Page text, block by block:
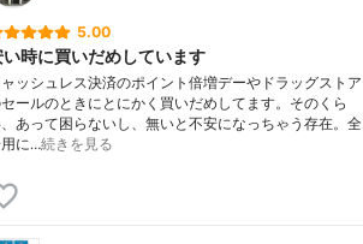
5.00
い時に買いだめしています
ッシュレス決済のポイント倍増デーやドラッグストア
ールのときにとにかく買いだめしてます。そのくら
あって困らないし、無いと不安になっちゃう存在。全
に…続きを見る